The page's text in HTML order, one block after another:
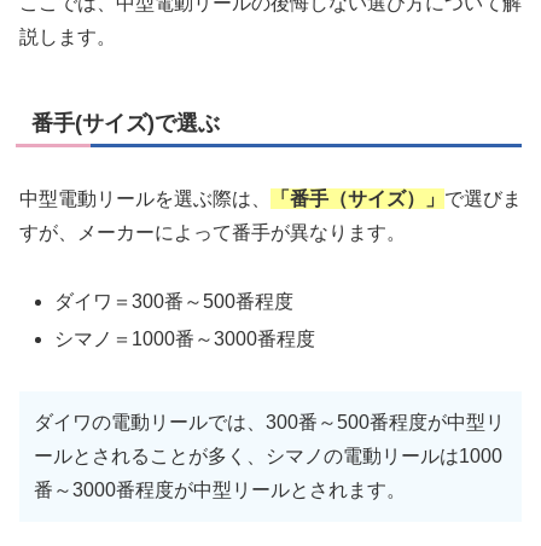
説します。
番手(サイズ)で選ぶ
中型電動リールを選ぶ際は、 「番手（サイズ）」 で選びま
すが、メーカーによって番手が異なります。
ダイワ＝300番～500番程度
シマノ＝1000番～3000番程度
ダイワの電動リールでは、300番～500番程度が中型リ
ールとされることが多く、シマノの電動リールは1000
番～3000番程度が中型リールとされます。